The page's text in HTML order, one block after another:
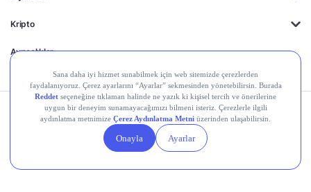
Kripto
Ayrıcalıklar
© 2026 Midas Finansal Teknolojiler A.Ş. Tüm hakları saklıdır.
Kişisel Verilerin
Gizlilik
Politikası
Yasal
Duyurular
Çerez